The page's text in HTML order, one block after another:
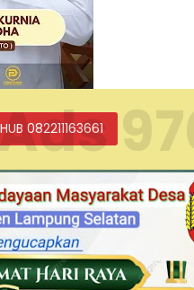
082211163661